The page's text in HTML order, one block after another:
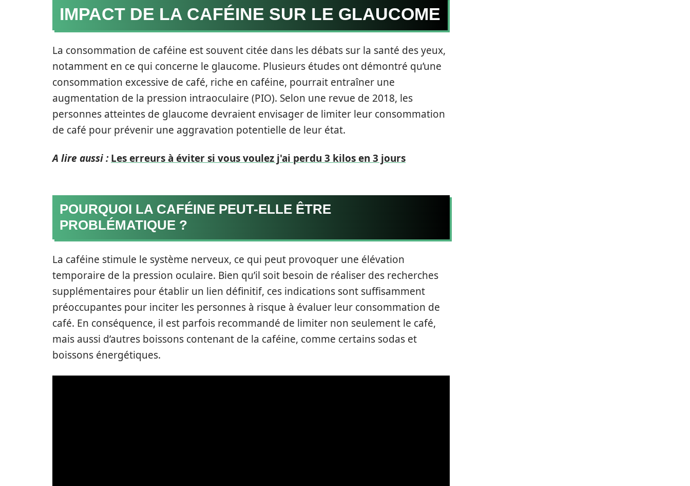
IMPACT DE LA CAFÉINE SUR LE GLAUCOME
La consommation de caféine est souvent citée dans les débats sur la santé des yeux,
notamment en ce qui concerne le glaucome. Plusieurs études ont démontré qu’une
consommation excessive de café, riche en caféine, pourrait entraîner une
augmentation de la pression intraoculaire (PIO). Selon une revue de 2018, les
personnes atteintes de glaucome devraient envisager de limiter leur consommation
de café pour prévenir une aggravation potentielle de leur état.
A lire aussi : Les erreurs à éviter si vous voulez j'ai perdu 3 kilos en 3 jours
POURQUOI LA CAFÉINE PEUT-ELLE ÊTRE
PROBLÉMATIQUE ?
La caféine stimule le système nerveux, ce qui peut provoquer une élévation
temporaire de la pression oculaire. Bien qu’il soit besoin de réaliser des recherches
supplémentaires pour établir un lien définitif, ces indications sont suffisamment
préoccupantes pour inciter les personnes à risque à évaluer leur consommation de
café. En conséquence, il est parfois recommandé de limiter non seulement le café,
mais aussi d’autres boissons contenant de la caféine, comme certains sodas et
boissons énergétiques.